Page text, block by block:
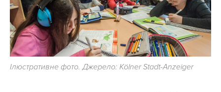
Ілюстративне фото. Джерело: Kölner Stadt-Anzeiger